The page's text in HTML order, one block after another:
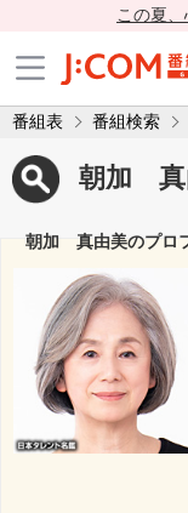
この夏
番組表 番組検索
朝加 真
朝加 真由美のプロ